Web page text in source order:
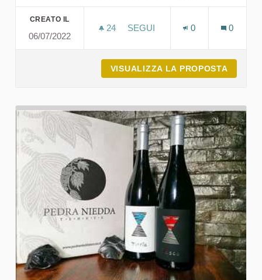
CREATO IL
06/07/2022
24 24 SOSTENITORI
SEGUI
0 0
VISUALIZZA LA PROPOSTA